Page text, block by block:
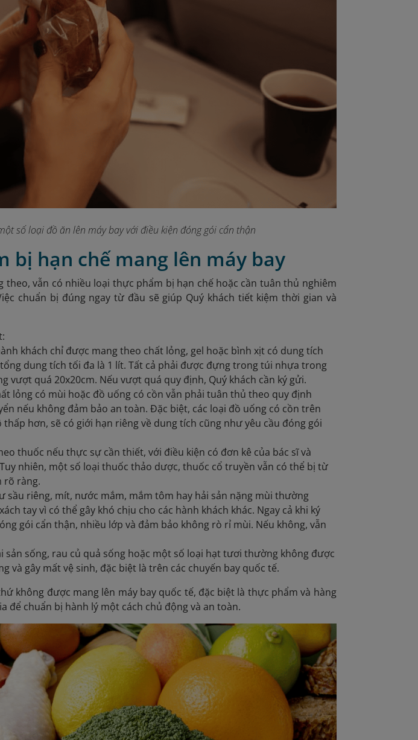
số loại đồ ăn lên máy bay với điều kiện đóng gói cẩn thận
bị hạn chế mang lên máy bay
vẫn có nhiều loại thực phẩm bị hạn chế hoặc cần tuân thủ nghiêm
chuẩn bị đúng ngay từ đầu sẽ giúp Quý khách tiết kiệm thời gian và
khách chỉ được mang theo chất lỏng, gel hoặc bình xịt có dung tích
dung tích tối đa là 1 lít. Tất cả phải được đựng trong túi nhựa trong
vượt quá 20x20cm. Nếu vượt quá quy định, Quý khách cần ký gửi.
lỏng có mùi hoặc đồ uống có cồn vẫn phải tuân thủ theo quy định
nếu không đảm bảo an toàn. Đặc biệt, các loại đồ uống có cồn trên
hơn, sẽ có giới hạn riêng về dung tích cũng như yêu cầu đóng gói
thuốc nếu thực sự cần thiết, với điều kiện có đơn kê của bác sĩ và
nhiên, một số loại thuốc thảo dược, thuốc cổ truyền vẫn có thể bị từ
rõ ràng.
sầu riêng, mít, nước mắm, mắm tôm hay hải sản nặng mùi thường
tay vì có thể gây khó chịu cho các hành khách khác. Ngay cả khi ký
gói cẩn thận, nhiều lớp và đảm bảo không rò rỉ mùi. Nếu không, vẫn
sống, rau củ quả sống hoặc một số loại hạt tươi thường không được
và gây mất vệ sinh, đặc biệt là trên các chuyến bay quốc tế.
không được mang lên máy bay quốc tế, đặc biệt là thực phẩm và hàng
để chuẩn bị hành lý một cách chủ động và an toàn.